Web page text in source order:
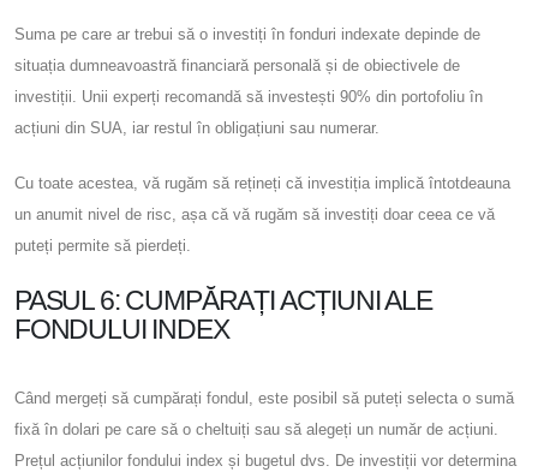
Suma pe care ar trebui să o investiți în fonduri indexate depinde de
situația dumneavoastră financiară personală și de obiectivele de
investiții. Unii experți recomandă să investești 90% din portofoliu în
acțiuni din SUA, iar restul în obligațiuni sau numerar.
Cu toate acestea, vă rugăm să rețineți că investiția implică întotdeauna
un anumit nivel de risc, așa că vă rugăm să investiți doar ceea ce vă
puteți permite să pierdeți.
PASUL 6: CUMPĂRAȚI ACȚIUNI ALE
FONDULUI INDEX
Când mergeți să cumpărați fondul, este posibil să puteți selecta o sumă
fixă ​​în dolari pe care să o cheltuiți sau să alegeți un număr de acțiuni.
Prețul acțiunilor fondului index și bugetul dvs. De investiții vor determina